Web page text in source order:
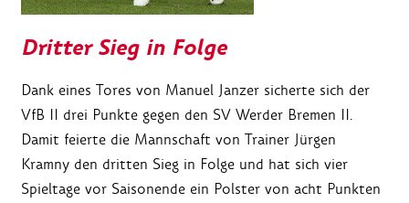
Dritter Sieg in Folge
Dank eines Tores von Manuel Janzer sicherte sich der
VfB II drei Punkte gegen den SV Werder Bremen II.
Damit feierte die Mannschaft von Trainer Jürgen
Kramny den dritten Sieg in Folge und hat sich vier
Spieltage vor Saisonende ein Polster von acht Punkten